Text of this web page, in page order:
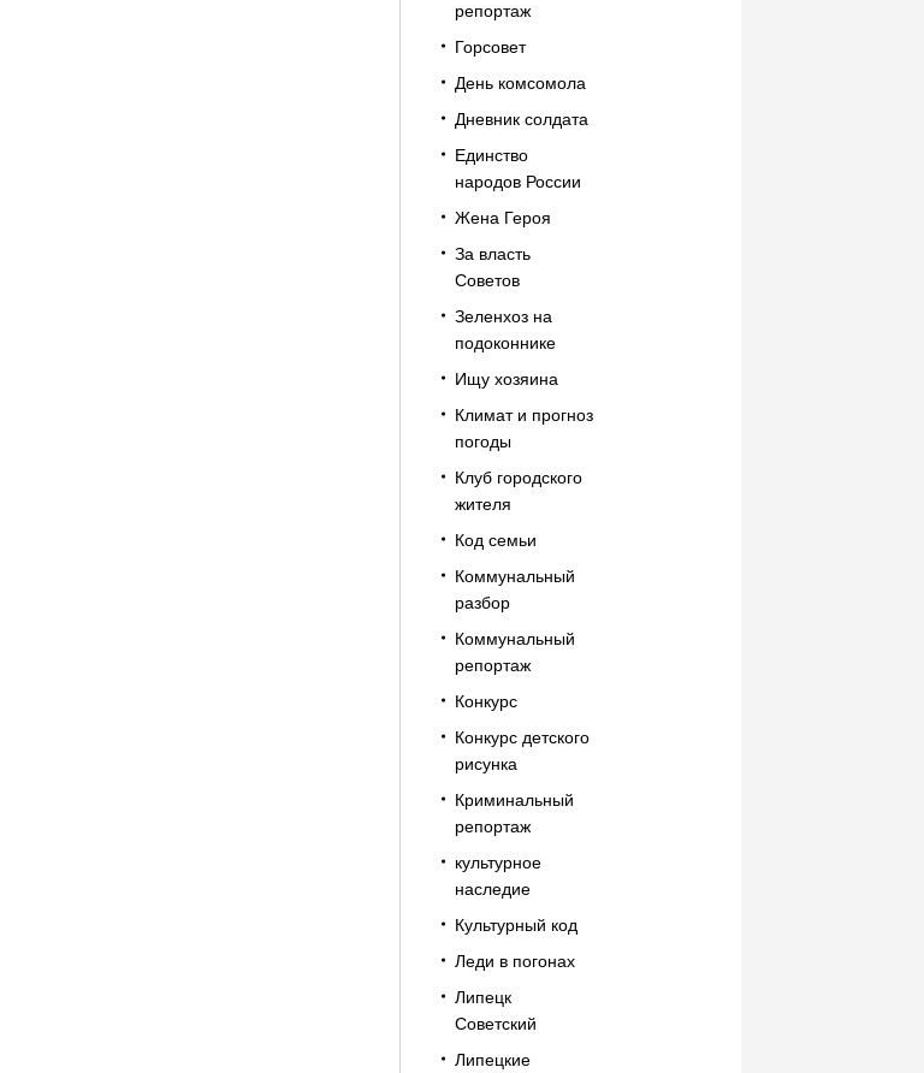
репортаж
Горсовет
День комсомола
Дневник солдата
Единство
народов России
Жена Героя
За власть
Советов
Зеленхоз на
подоконнике
Ищу хозяина
Климат и прогноз
погоды
Клуб городского
жителя
Код семьи
Коммунальный
разбор
Коммунальный
репортаж
Конкурс
Конкурс детского
рисунка
Криминальный
репортаж
культурное
наследие
Культурный код
Леди в погонах
Липецк
Советский
Липецкие